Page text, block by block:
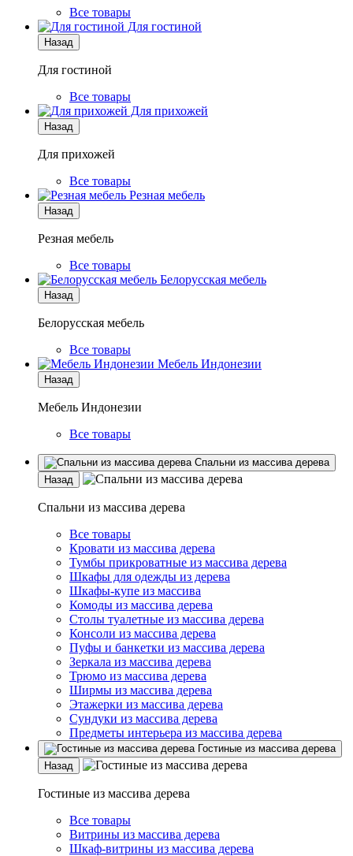
Все товары
Для гостиной
Назад
Для гостиной
Все товары
Для прихожей
Назад
Для прихожей
Все товары
Резная мебель
Назад
Резная мебель
Все товары
Белорусская мебель
Назад
Белорусская мебель
Все товары
Мебель Индонезии
Назад
Мебель Индонезии
Все товары
Спальни из массива дерева
Назад
Спальни из массива дерева
Все товары
Кровати из массива дерева
Тумбы прикроватные из массива дерева
Шкафы для одежды из дерева
Шкафы-купе из массива
Комоды из массива дерева
Столы туалетные из массива дерева
Консоли из массива дерева
Пуфы и банкетки из массива дерева
Зеркала из массива дерева
Трюмо из массива дерева
Ширмы из массива дерева
Этажерки из массива дерева
Сундуки из массива дерева
Предметы интерьера из массива дерева
Гостиные из массива дерева
Назад
Гостиные из массива дерева
Все товары
Витрины из массива дерева
Шкаф-витрины из массива дерева